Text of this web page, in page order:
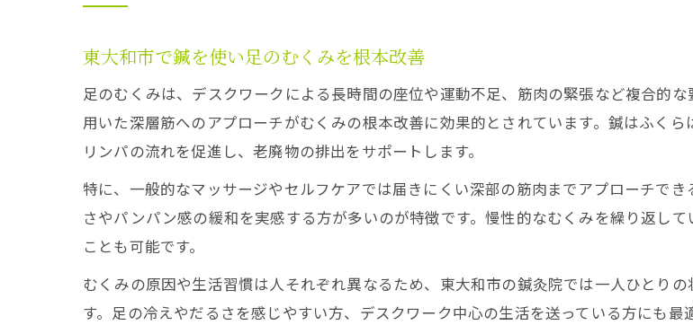
東大和市で鍼を使い足のむくみを根本改善
足のむくみは、デスクワークによる長時間の座位や運動不足、筋肉の緊張など複合的
用いた深層筋へのアプローチがむくみの根本改善に効果的とされています。鍼はふく
リンパの流れを促進し、老廃物の排出をサポートします。
特に、一般的なマッサージやセルフケアでは届きにくい深部の筋肉までアプローチで
さやパンパン感の緩和を実感する方が多いのが特徴です。慢性的なむくみを繰り返し
ことも可能です。
むくみの原因や生活習慣は人それぞれ異なるため、東大和市の鍼灸院では一人ひとり
す。足の冷えやだるさを感じやすい方、デスクワーク中心の生活を送っている方にも最